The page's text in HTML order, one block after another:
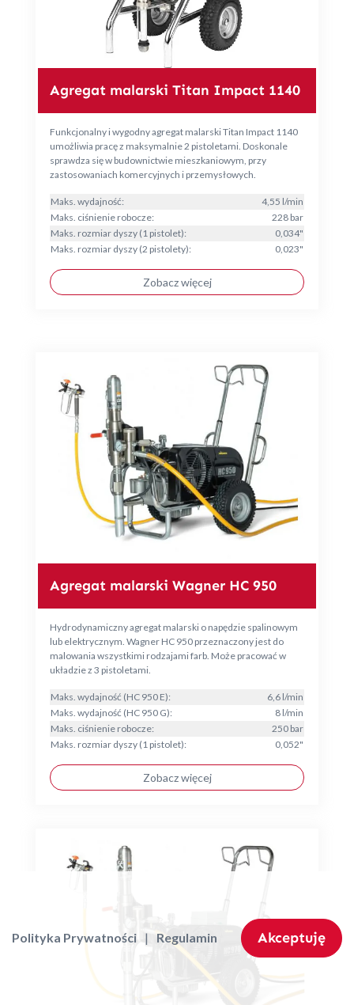
Agregat malarski Titan Impact 1140
Funkcjonalny i wygodny agregat malarski Titan Impact 1140
umożliwia pracę z maksymalnie 2 pistoletami. Doskonale
sprawdza się w budownictwie mieszkaniowym, przy
zastosowaniach komercyjnych i przemysłowych.
Maks. wydajność:
4,55 l/min
Maks. ciśnienie robocze:
228 bar
Maks. rozmiar dyszy (1 pistolet):
0,034"
Maks. rozmiar dyszy (2 pistolety):
0,023"
Zobacz więcej
Agregat malarski Wagner HC 950
Hydrodynamiczny agregat malarski o napędzie spalinowym
lub elektrycznym. Wagner HC 950 przeznaczony jest do
malowania wszystkimi rodzajami farb. Może pracować w
układzie z 3 pistoletami.
Maks. wydajność (HC 950 E):
6,6 l/min
Maks. wydajność (HC 950 G):
8 l/min
Maks. ciśnienie robocze:
250 bar
Maks. rozmiar dyszy (1 pistolet):
0,052"
Zobacz więcej
Polityka Prywatności Regulamin Akceptuję